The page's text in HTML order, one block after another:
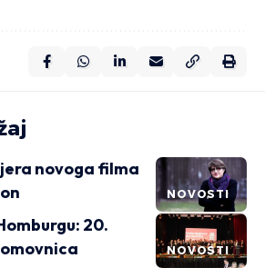
NOVOSTI
novoga filma
NOVOSTI
20.